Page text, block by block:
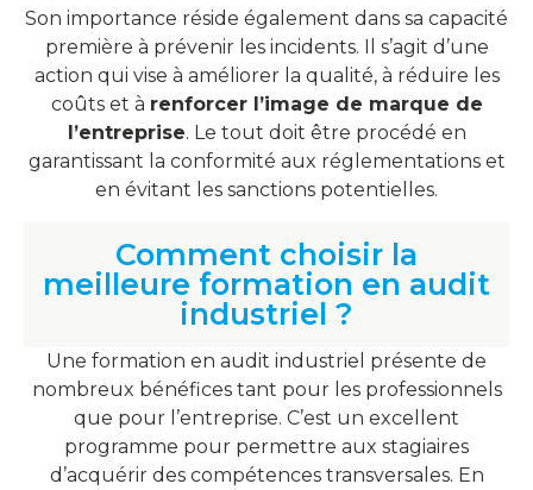
Son importance réside également dans sa capacité
première à prévenir les incidents. Il s’agit d’une
action qui vise à améliorer la qualité, à réduire les
coûts et à renforcer l’image de marque de
l’entreprise. Le tout doit être procédé en
garantissant la conformité aux réglementations et
en évitant les sanctions potentielles.
Comment choisir la
meilleure formation en audit
industriel ?
Une formation en audit industriel présente de
nombreux bénéfices tant pour les professionnels
que pour l’entreprise. C’est un excellent
programme pour permettre aux stagiaires
d’acquérir des compétences transversales. En